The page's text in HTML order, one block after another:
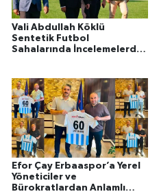
Vali Abdullah Köklü
Sentetik Futbol
Sahalarında İncelemelerde
Efor Çay Erbaaspor’a Yerel
Yöneticiler ve
Bürokratlardan Anlamlı